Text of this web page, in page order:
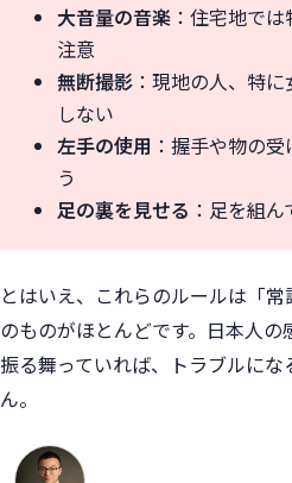
大音量の音楽 ：住宅地で
注意
無断撮影 ：現地の人、特
しない
左手の使用 ：握手や物の
う
足の裏を見せる ：足を組
とはいえ、これらのルールは「
のものがほとんどです。日本人の
振る舞っていれば、トラブルに
ん。